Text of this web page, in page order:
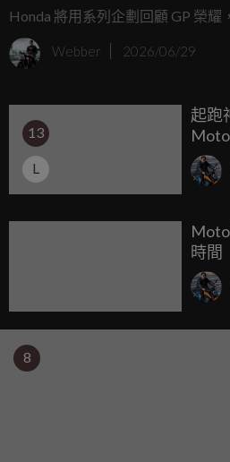
Honda 將用系列企劃回顧 GP 榮耀
Webber 2026/06/29
13
L
起跑
距拉
時間
8